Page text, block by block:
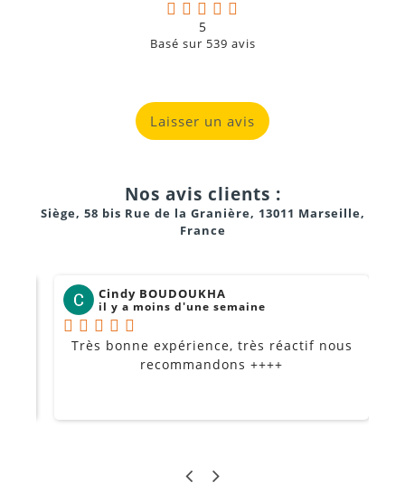
5
Basé sur 539 avis
Laisser un avis
Nos avis clients :
Siège, 58 bis Rue de la Granière, 13011 Marseille,
France
Cindy BOUDOUKHA
il y a moins d'une semaine
Très bonne expérience, très réactif nous
recommandons ++++